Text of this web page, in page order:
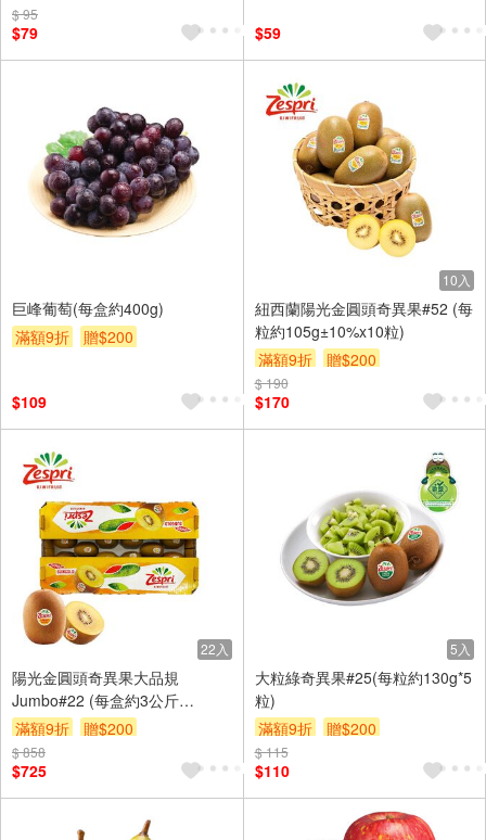
$ 95
$79 $59
巨峰葡萄(每盒約400g)
滿額9折
贈$200
$109
10入
紐西蘭陽光金圓頭奇異果#52 (每
粒約105g±10%x10粒)
滿額9折
贈$200
$ 190
$170
22入
陽光金圓頭奇異果大品規
Jumbo#22 (每盒約3公斤
±10%/22粒入)※實際包裝以實際
收貨為主
滿額9折 贈$200
$ 858
$725
5入
大粒綠奇異果#25(每粒約130g*5
粒)
滿額9折
贈$200
$ 115
$110